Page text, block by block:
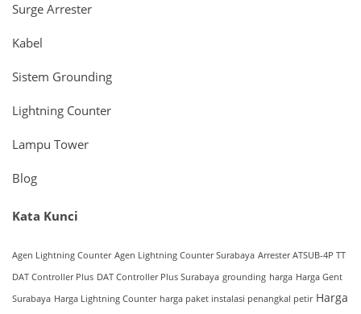
Surge Arrester
Kabel
Sistem Grounding
Lightning Counter
Lampu Tower
Blog
Kata Kunci
Agen Lightning Counter Agen Lightning Counter Surabaya Arrester ATSUB-4P TT
DAT Controller Plus DAT Controller Plus Surabaya grounding harga Harga Gent
Surabaya Harga Lightning Counter harga paket instalasi penangkal petir Harga